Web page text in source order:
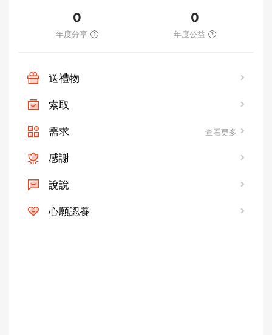
0
年度分享
0
年度公益
送禮物
索取
需求 查看更多
感謝
說說
心願認養